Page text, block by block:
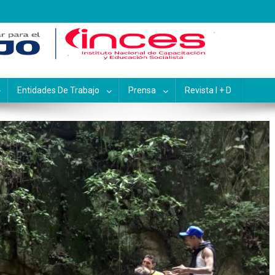
y Educación
Entidades De Trabajo Prensa Revista I + D